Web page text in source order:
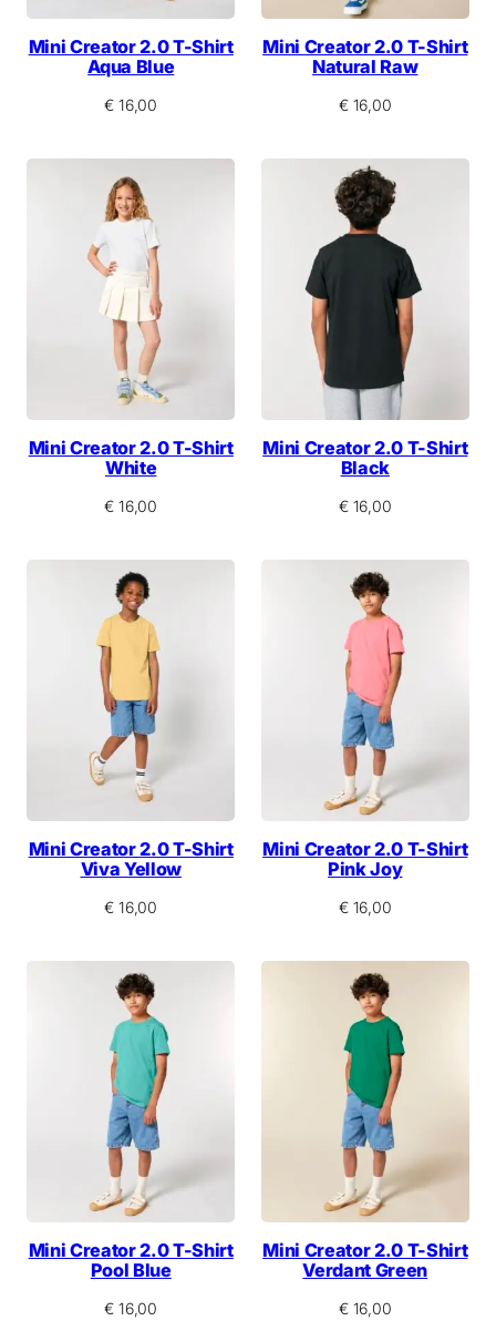
Mini Creator 2.0 T-Shirt
Aqua Blue
€ 16,00
Mini Creator 2.0 T-Shirt
Natural Raw
€16,00
Mini Creator 2.0 T-Shirt
White
€ 16,00
Mini Creator 2.0 T-Shirt
Black
€16,00
Mini Creator 2.0 T-Shirt
Viva Yellow
€ 16,00
Mini Creator 2.0 T-Shirt
Pink Joy
€16,00
Mini Creator 2.0 T-Shirt
Pool Blue
€ 16,00
Mini Creator 2.0 T-Shirt
Verdant Green
€16,00